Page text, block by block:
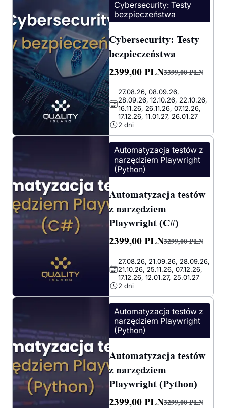
Cybersecurity: Testy
bezpieczeństwa
Cybersecurity: Testy
bezpieczeństwa
3399,00PLN
Pierwotna
cena
wynosiła:
3399,00 PLN.
2399,00PLN
Aktualna
cena
wynosi:
2399,00 PLN.
27.08.26, 08.09.26,
28.09.26, 12.10.26, 22.10.26,
16.11.26, 26.11.26, 07.12.26,
17.12.26, 11.01.27, 26.01.27
2 dni
Automatyzacja testów z
narzędziem Playwright
(Python)
Automatyzacja testów
z narzędziem
Playwright (C#)
3299,00PLN
cena
wynosiła:
3299,00 PLN.
2399,00PLN
cena
wynosi:
2399,00 PLN.
27.08.26, 21.09.26, 28.09.26,
21.10.26, 25.11.26, 07.12.26,
17.12.26, 12.01.27, 25.01.27
2 dni
Automatyzacja testów z
narzędziem Playwright
(Python)
Automatyzacja testów
z narzędziem
Playwright (Python)
3299,00PLN
2399,00PLN